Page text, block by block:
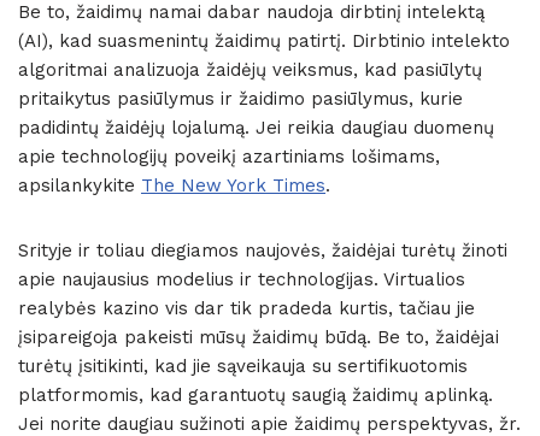
Be to, žaidimų namai dabar naudoja dirbtinį intelektą
(AI), kad suasmenintų žaidimų patirtį. Dirbtinio intelekto
algoritmai analizuoja žaidėjų veiksmus, kad pasiūlytų
pritaikytus pasiūlymus ir žaidimo pasiūlymus, kurie
padidintų žaidėjų lojalumą. Jei reikia daugiau duomenų
apie technologijų poveikį azartiniams lošimams,
apsilankykite The New York Times.
Srityje ir toliau diegiamos naujovės, žaidėjai turėtų žinoti
apie naujausius modelius ir technologijas. Virtualios
realybės kazino vis dar tik pradeda kurtis, tačiau jie
įsipareigoja pakeisti mūsų žaidimų būdą. Be to, žaidėjai
turėtų įsitikinti, kad jie sąveikauja su sertifikuotomis
platformomis, kad garantuotų saugią žaidimų aplinką.
Jei norite daugiau sužinoti apie žaidimų perspektyvas, žr.